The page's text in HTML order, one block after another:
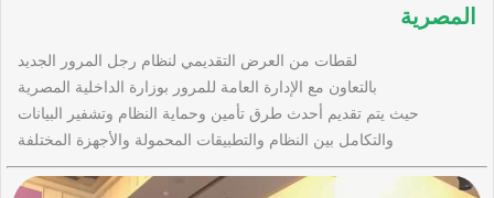
المصرية
لقطات من العرض التقديمي لنظام رجل المرور الجديد
بالتعاون مع الإدارة العامة للمرور بوزارة الداخلية المصرية
حيث يتم تقديم أحدث طرق تأمين وحماية النظام وتشفير البيانات
والتكامل بين النظام والتطبيقات المحمولة والأجهزة المختلفة